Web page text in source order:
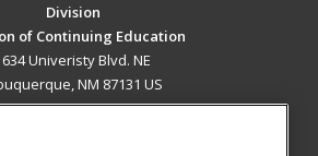
Division
of Continuing Education
Univeristy Blvd. NE
NM 87131 US